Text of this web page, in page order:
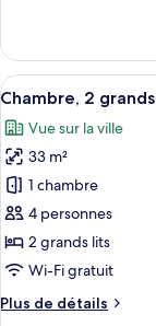
grand
lit,
vue
ville
(Shower)
le
type
de
Chambre,
très
grand
lit,
vue
ville
(Shower)
Afficher
toutes
les
photos
pour
ce
type
de
chambre :
Chambre,
4
Chambre, 2
Vue sur la ville
33 m²
1 chambre
4 personnes
2 grands lits
Wi-Fi gratuit
Plus de détails
Plus